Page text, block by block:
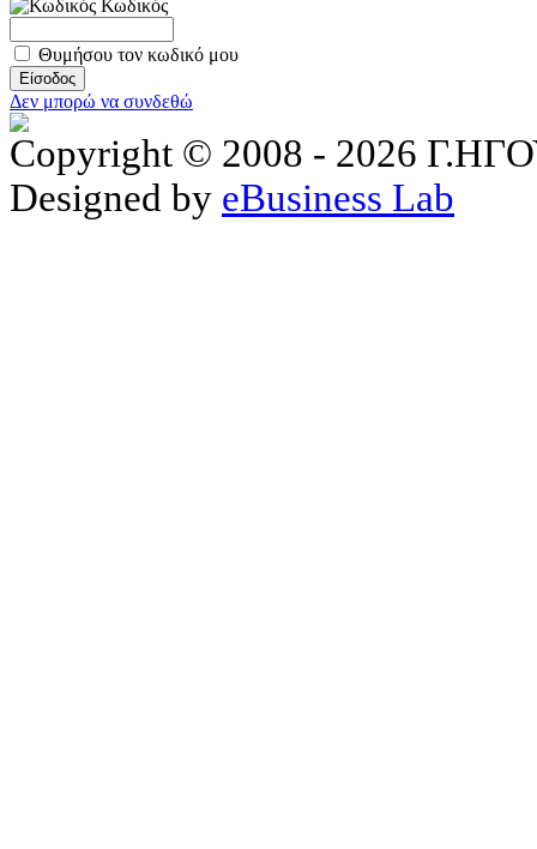
Κωδικός
Θυμήσου τον κωδικό μου
Δεν μπορώ να συνδεθώ
Copyright © 2008 - 2026
Designed by eBusiness Lab